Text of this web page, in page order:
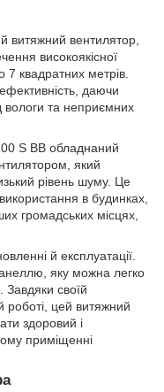
витяжний вентилятор,
високоякісної
квадратних метрів.
даючи
вологи та неприємних
S BB обладнаний
який
рівень шуму. Це
в будинках,
громадських місцях,
й експлуатації.
яку можна легко
Завдяки своїй
роботі, цей витяжний
здоровий і
приміщенні